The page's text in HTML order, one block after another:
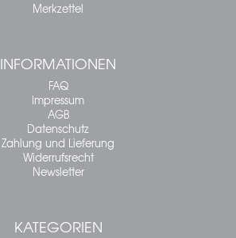
Merkzettel
INFORMATIONEN
FAQ
Impressum
AGB
Datenschutz
Zahlung und Lieferung
Widerrufsrecht
Newsletter
KATEGORIEN